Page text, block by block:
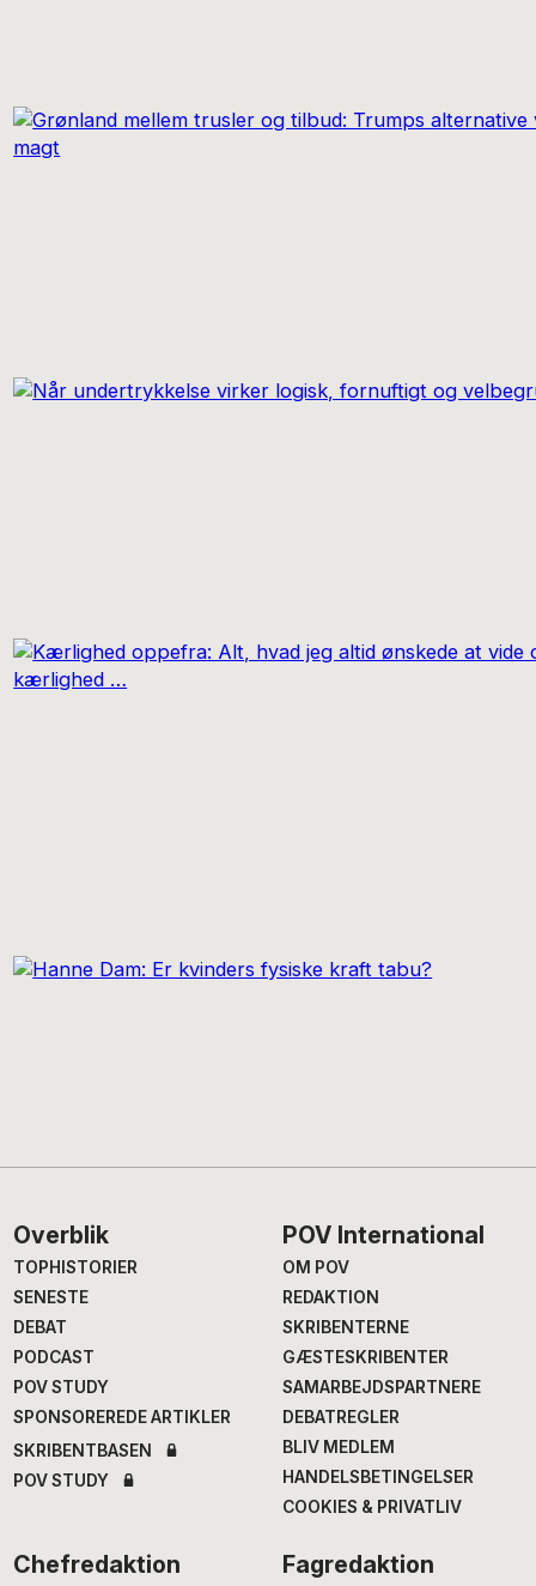
Footer
Overblik
TOPHISTORIER
SENESTE
DEBAT
PODCAST
POV STUDY
SPONSOREREDE ARTIKLER
SKRIBENTBASEN
POV STUDY
POV International
OM POV
REDAKTION
SKRIBENTERNE
GÆSTESKRIBENTER
SAMARBEJDSPARTNERE
DEBATREGLER
BLIV MEDLEM
HANDELSBETINGELSER
COOKIES & PRIVATLIV
Chefredaktion Fagredaktion